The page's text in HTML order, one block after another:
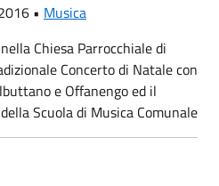
• Musica
Chiesa Parrocchiale di
Concerto di Natale con
e Offanengo ed il
Scuola di Musica Comunale